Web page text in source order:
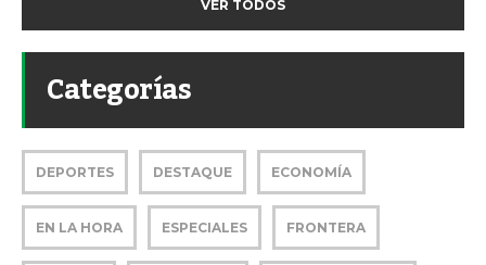
VER TODOS
Categorías
DEPORTES DESTAQUE ECONOMÍA
EN LA HORA ESPECIALES FRONTERA